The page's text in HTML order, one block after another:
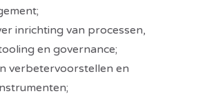
inrichting van processen,
en governance;
verbetervoorstellen en